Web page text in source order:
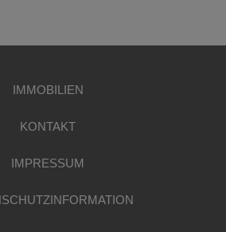
IMMOBILIEN
KONTAKT
IMPRESSUM